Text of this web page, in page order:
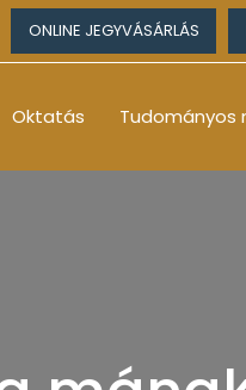
ONLINE JEGYVÁSÁRLÁS
Oktatás Tudományos